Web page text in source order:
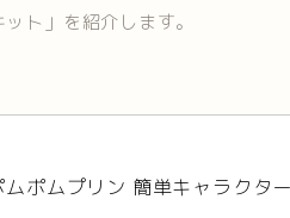
ト」を紹介します。
ムポムプリン 簡単キャラクタ